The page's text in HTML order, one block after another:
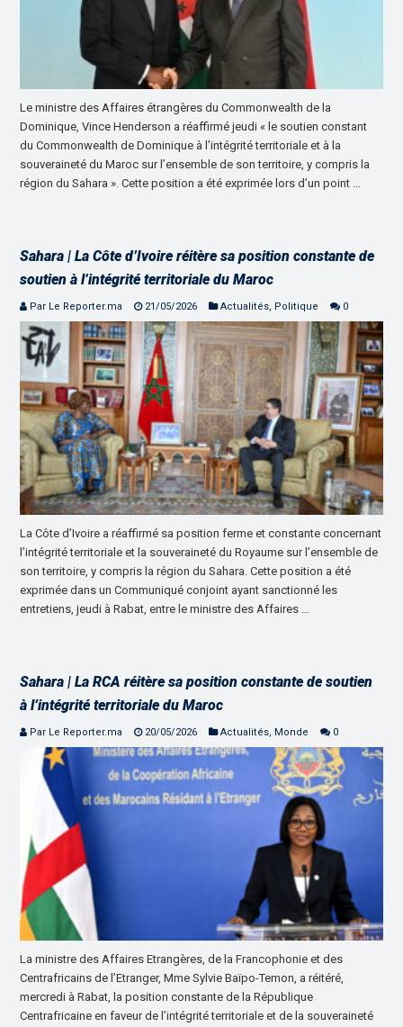
Le ministre des Affaires étrangères du Commonwealth de la
Dominique, Vince Henderson a réaffirmé jeudi « le soutien constant
du Commonwealth de Dominique à l’intégrité territoriale et à la
souveraineté du Maroc sur l’ensemble de son territoire, y compris la
région du Sahara ». Cette position a été exprimée lors d’un point …
Sahara | La Côte d’Ivoire réitère sa position constante de
soutien à l’intégrité territoriale du Maroc
Par Le Reporter.ma 21/05/2026 Actualités, Politique 0
La Côte d’Ivoire a réaffirmé sa position ferme et constante concernant
l’intégrité territoriale et la souveraineté du Royaume sur l’ensemble de
son territoire, y compris la région du Sahara. Cette position a été
exprimée dans un Communiqué conjoint ayant sanctionné les
entretiens, jeudi à Rabat, entre le ministre des Affaires …
Sahara | La RCA réitère sa position constante de soutien
à l’intégrité territoriale du Maroc
Par Le Reporter.ma 20/05/2026 Actualités, Monde 0
La ministre des Affaires Etrangères, de la Francophonie et des
Centrafricains de l’Etranger, Mme Sylvie Baïpo-Temon, a réitéré,
mercredi à Rabat, la position constante de la République
Centrafricaine en faveur de l’intégrité territoriale et de la souveraineté